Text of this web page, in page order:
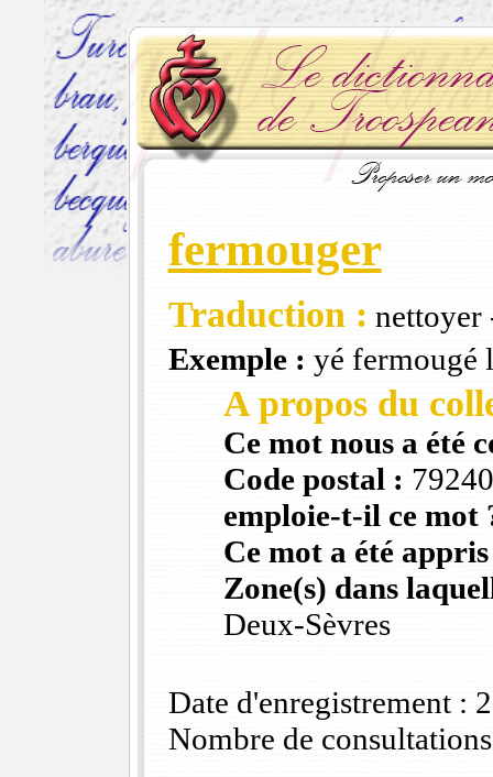
fermouger
Traduction : nettoyer
Exemple : yé fermougé
A propos du
Ce mot nous a été
Code postal :
emploie-t-il ce mot
Ce mot a été
Zone(s) dans
Deux-Sèvres
Date d'enregistrement :
Nombre de